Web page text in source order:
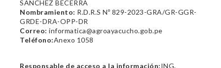
SANCHEZ BECERRA
Nombramiento: R.D.R.S Nº 829-2023-GRA/GR-GGR-
GRDE-DRA-OPP-DR
Correo: informatica@agroayacucho.gob.pe
Teléfono:Anexo 1058
Responsable de acceso a la información:ING.